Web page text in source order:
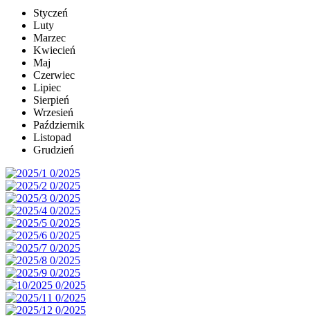
Styczeń
Luty
Marzec
Kwiecień
Maj
Czerwiec
Lipiec
Sierpień
Wrzesień
Październik
Listopad
Grudzień